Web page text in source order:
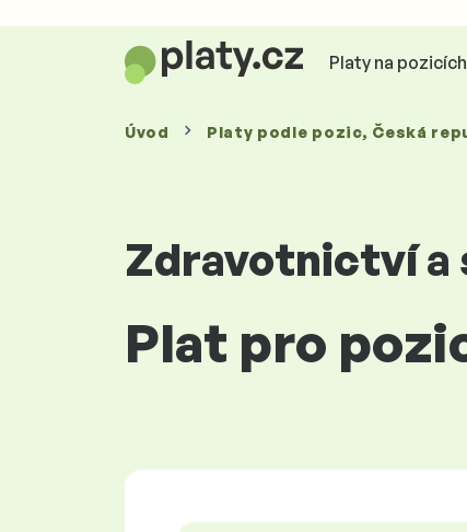
Platy na pozicích
Úvod Platy podle pozic, Česká
Zdravotnictví a
Plat pro